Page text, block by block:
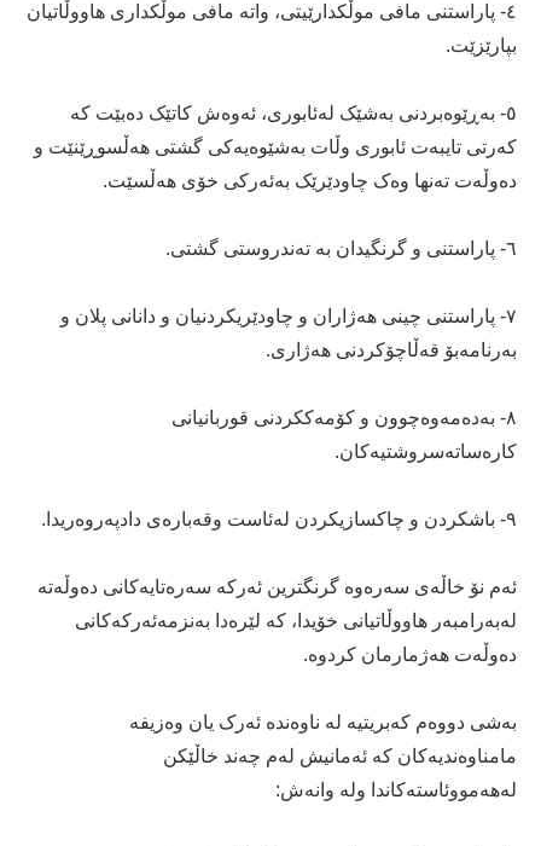
٤- پاراستنی مافی موڵکدارێیتی، واتە مافی موڵکداری هاووڵاتیان
بپارێزێت.
٥- بەڕێوەبردنی بەشێک لەئابوری، ئەوەش کاتێک دەبێت کە
کەرتی تایبەت ئابوری وڵات بەشێوەیەکی گشتی هەڵسوڕێنێت و
دەوڵەت تەنها وەک چاودێرێک بەئەرکی خۆی هەڵسێت.
٦- پاراستنی و گرنگیدان بە تەندروستی گشتی.
٧- پاراستنی چینی هەژاران و چاودێریکردنیان و دانانی پلان و
بەرنامەبۆ قەڵاچۆکردنی هەژاری.
٨- بەدەمەوەچوون و کۆمەککردنی قوربانیانی
کارەساتەسروشتیەکان.
٩- باشکردن و چاکسازیکردن لەئاست وقەبارەی دادپەروەریدا.
ئەم نۆ خاڵەی سەرەوە گرنگترین ئەرکە سەرەتایەکانی دەوڵەتە
لەبەرامبەر هاووڵاتیانی خۆیدا، کە لێرەدا بەنزمەئەرکەکانی
دەوڵەت هەژمارمان کردوە.
بەشی دووەم کەبریتیە لە ناوەندە ئەرک یان وەزیفە
مامناوەندیەکان کە ئەمانیش لەم چەند خاڵێکن
لەهەمووئاستەکاندا ولە وانەش: